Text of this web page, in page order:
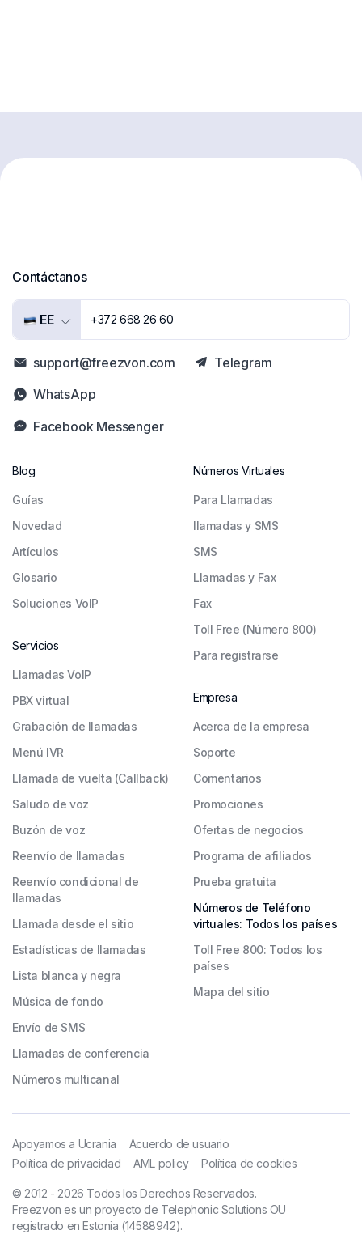
Contáctanos
EE +372 668 26 60
support@freezvon.com
Facebook Messenger
Telegram
WhatsApp
Blog
Guías
Novedad
Artículos
Glosario
Soluciones VoIP
Servicios
Llamadas VoIP
PBX virtual
Grabación de llamadas
Menú IVR
Llamada de vuelta (Callback)
Saludo de voz
Buzón de voz
Reenvío de llamadas
Reenvío condicional de
llamadas
Llamada desde el sitio
Estadísticas de llamadas
Lista blanca y negra
Música de fondo
Envío de SMS
Llamadas de conferencia
Números multicanal
Números Virtuales
Para Llamadas
llamadas y SMS
SMS
Llamadas y Fax
Fax
Toll Free (Número 800)
Para registrarse
Empresa
Acerca de la empresa
Soporte
Comentarios
Promociones
Ofertas de negocios
Programa de afiliados
Prueba gratuita
Números de Teléfono
virtuales: Todos los países
Toll Free 800: Todos los
países
Mapa del sitio
Apoyamos a Ucrania
Acuerdo de usuario
Política de privacidad
AML policy Política de cookies
© 2012 - 2026 Todos los Derechos Reservados.
Freezvon es un proyecto de Telephonic Solutions OU
registrado en Estonia (14588942).